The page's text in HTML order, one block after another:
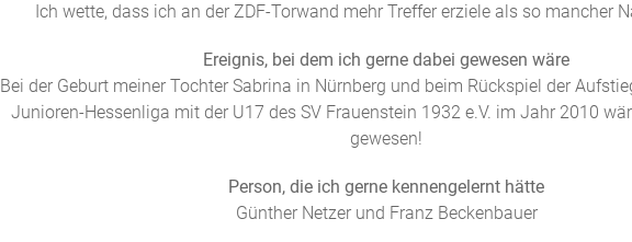
Ich wette, dass ich an der ZDF-Torwand mehr Treffer erziele als so mancher
Ereignis, bei dem ich gerne dabei gewesen wäre
Bei der Geburt meiner Tochter Sabrina in Nürnberg und beim Rückspiel der
Junioren-Hessenliga mit der U17 des SV Frauenstein 1932 e.V. im Jahr 2010
gewesen!
Person, die ich gerne kennengelernt hätte
Günther Netzer und Franz Beckenbauer